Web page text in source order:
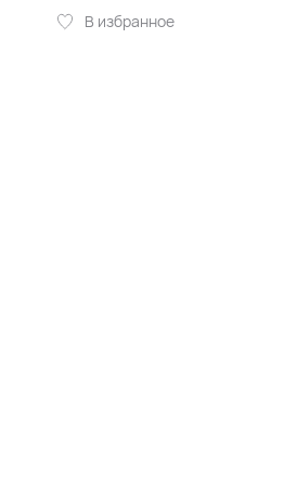
В избранное